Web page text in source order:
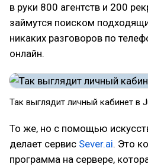
в руки 800 агентств и 200
займутся поиском
никаких разговоров по
онлайн.
Так выглядит личный кабинет в
То же, но с помощью
делает сервис Sever.ai. Это
программа на сервере,